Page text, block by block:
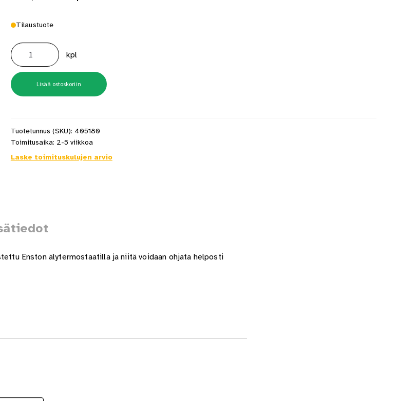
Tilaustuote
Mondex
Vuolukivilämmitin
BT
1200W
määrä
kpl
Lisää ostoskoriin
Tuotetunnus (SKU): 405180
Toimitusaika: 2-5 viikkoa
Laske toimituskulujen arvio
Enston älytermostaatilla ja niitä voidaan ohjata helposti